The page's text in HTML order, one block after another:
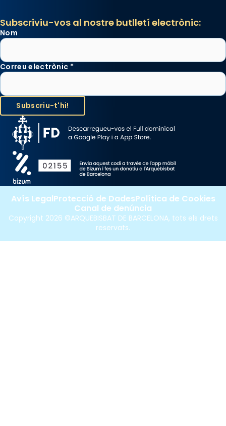
Subscriviu-vos al nostre butlletí electrònic:
Nom
Correu electrònic *
Copyright 2026 ©ARQUEBISBAT DE BARCELONA, tots els drets
reservats.
Avís LegalProtecció de DadesPolítica de Cookies
Canal de denúncia